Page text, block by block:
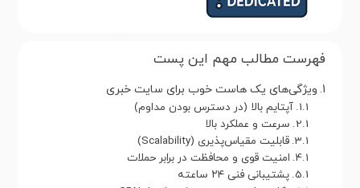
فهرست مطالب مهم این پست
ویژگی‌های یک هاست خوب برای سایت خبری
آپتایم بالا (در دسترس بودن مداوم)
سرعت و عملکرد بالا
قابلیت مقیاس‌پذیری (Scalability)
امنیت قوی و محافظت در برابر حملات
پشتیبانی فنی ۲۴ ساعته